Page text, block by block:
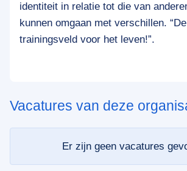
identiteit in relatie tot die van
kunnen omgaan met verschillen.
trainingsveld voor het leven!”.
Vacatures van deze
Er zijn geen vacatures